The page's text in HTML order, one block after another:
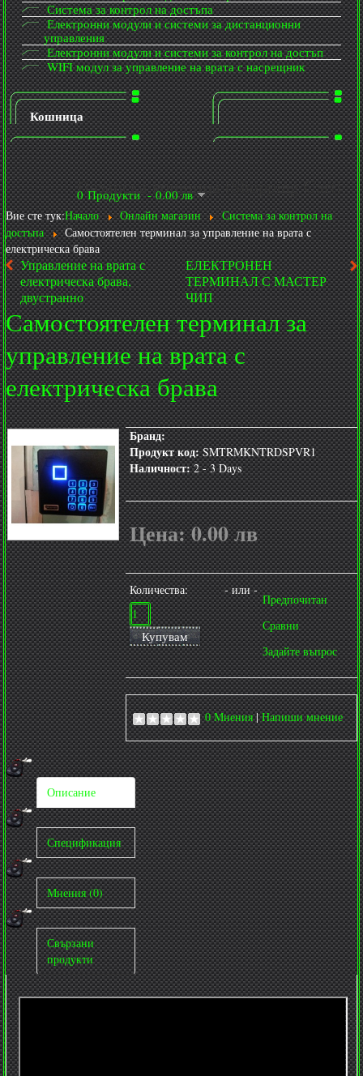
Система за контрол на достъпа
Електронни модули и системи за дистанционни
управления
Електронни модули и системи за контрол на достъп
WIFI модул за управление на врата с насрещник
Кошница
Пазарска кошница (Shopping Cart)
0 Продукти - 0.00 лв
Вие сте тук:Начало Онлайн магазин
Система за контрол на
достъпа
Самостоятелен терминал за управление на врата с
електрическа брава
Управление на врата с
електрическа брава,
двустранно
ЕЛЕКТРОНЕН
ТЕРМИНАЛ С МАСТЕР
ЧИП
Самостоятелен терминал за
управление на врата с
електрическа брава
Бранд:
Продукт код: SMTRMKNTRDSPVR1
Наличност: 2 - 3 Days
Цена:0.00 лв
Количества:
Купувам
- или -
Предпочитан
Сравни
Задайте въпрос
0 Мнения|Напиши мнение
Описание
Спецификация
Мнения (0)
Свързани
продукти